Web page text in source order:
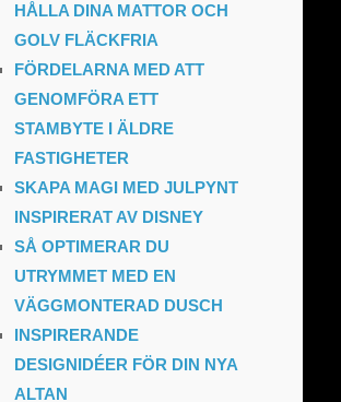
HÅLLA DINA MATTOR OCH
GOLV FLÄCKFRIA
FÖRDELARNA MED ATT
GENOMFÖRA ETT
STAMBYTE I ÄLDRE
FASTIGHETER
SKAPA MAGI MED JULPYNT
INSPIRERAT AV DISNEY
SÅ OPTIMERAR DU
UTRYMMET MED EN
VÄGGMONTERAD DUSCH
INSPIRERANDE
DESIGNIDÉER FÖR DIN NYA
ALTAN